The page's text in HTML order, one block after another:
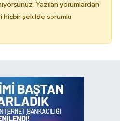
Yazılan yorumlardan
hiçbir şekilde sorumlu